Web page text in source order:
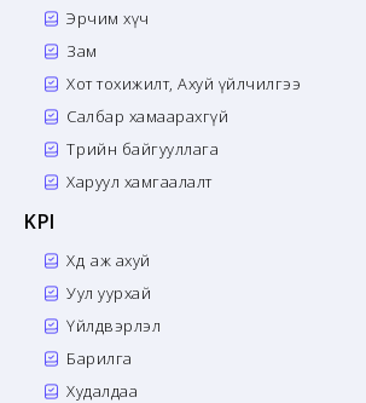
Эрчим хүч
Зам
Хот тохижилт, Ахуй үйлчилгээ
Салбар хамаарахгүй
Төрийн байгууллага
Харуул хамгаалалт
KPI
Хөдөө аж ахуй
Уул уурхай
Үйлдвэрлэл
Барилга
Худалдаа